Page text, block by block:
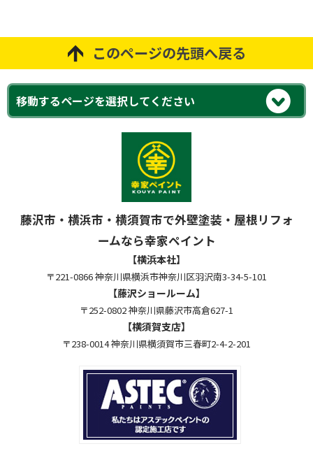
このページの先頭へ戻る
藤沢市・横浜市・横須賀市で外壁塗装・屋根リフォ
ームなら幸家ペイント
【横浜本社】
〒221-0866 神奈川県横浜市神奈川区羽沢南3-34-5-101
【藤沢ショールーム】
〒252-0802 神奈川県藤沢市高倉627-1
【横須賀支店】
〒238-0014 神奈川県横須賀市三春町2-4-2-201